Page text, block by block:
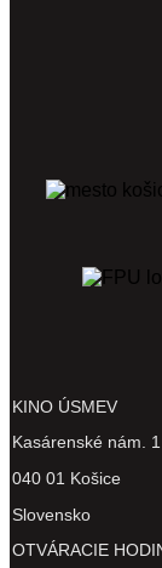
KINO ÚSMEV
Kasárenské nám. 1
040 01 Košice
Slovensko
OTVÁRACIE